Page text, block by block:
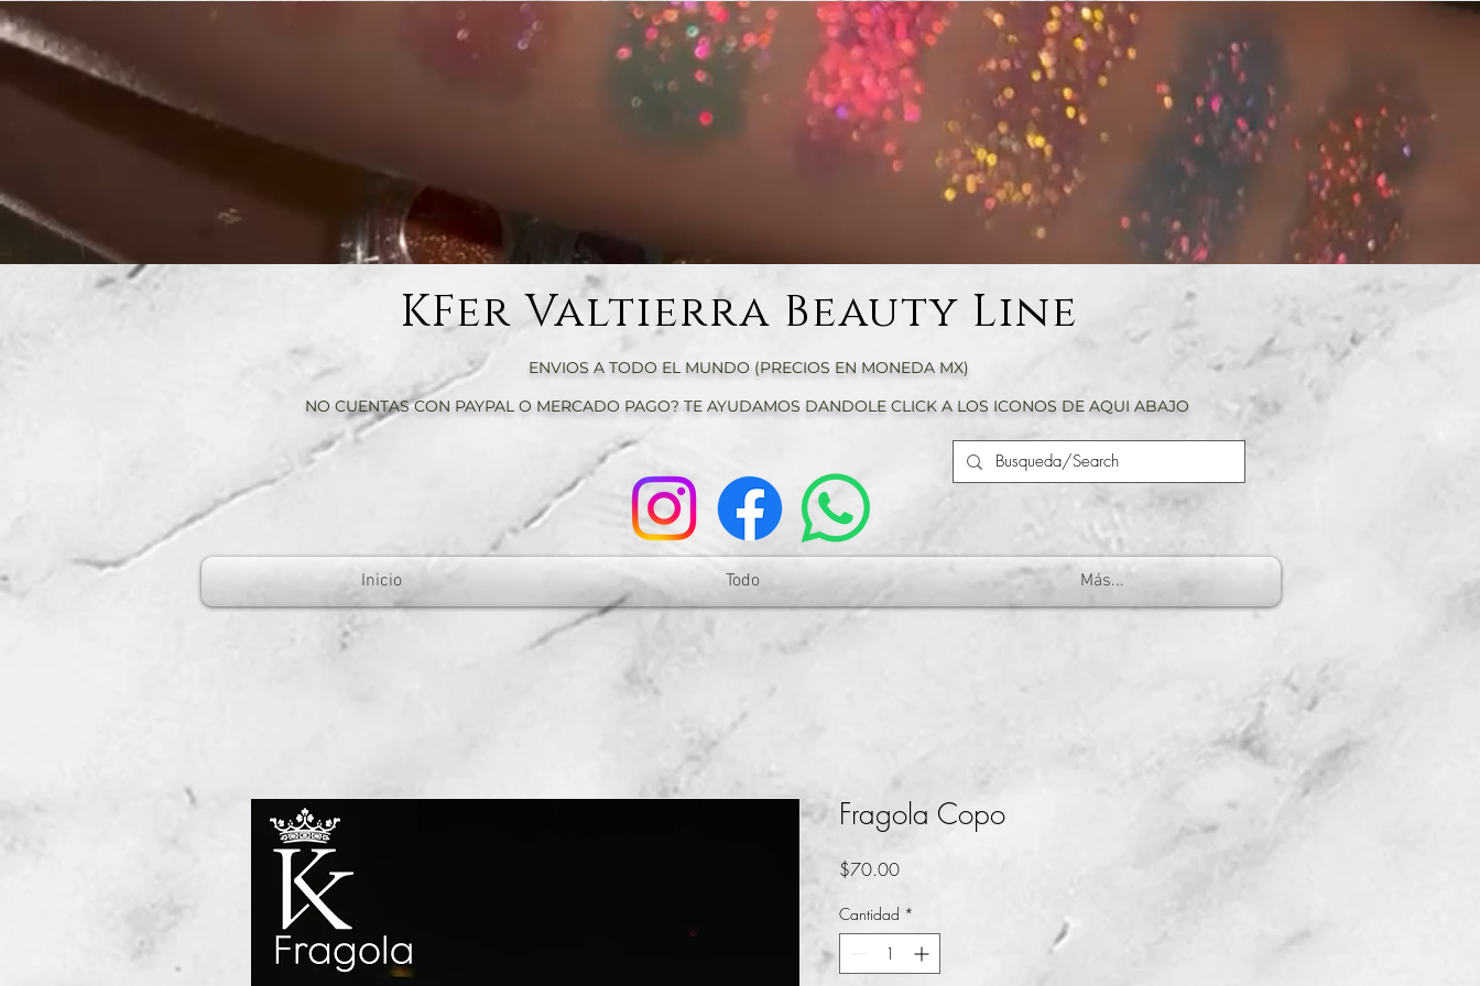
KFer Valtierra Beauty Line
ENVIOS A TODO EL MUNDO (PRECIOS EN MONEDA MX)
NO CUENTAS CON PAYPAL O MERCADO PAGO? TE AYUDAMOS DANDOLE CLICK A LOS ICONOS DE AQUI ABAJO
Inicio Todo Más...
Fragola Copo
$70.00Precio
Cantidad *